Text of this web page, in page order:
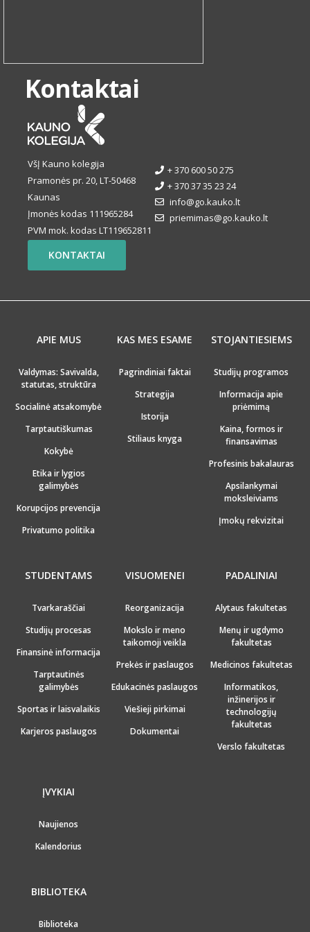
Kontaktai
VšĮ Kauno kolegija
Pramonės pr. 20, LT-50468
Kaunas
Įmonės kodas 111965284
PVM mok. kodas LT119652811
+ 370 600 50 275
+ 370 37 35 23 24
info@go.kauko.lt
priemimas@go.kauko.lt
KONTAKTAI
APIE MUS
Valdymas: Savivalda,
statutas, struktūra
Socialinė atsakomybė
Tarptautiškumas
Kokybė
Etika ir lygios
galimybės
Korupcijos prevencija
Privatumo politika
KAS MES ESAME
Pagrindiniai faktai
Strategija
Istorija
Stiliaus knyga
STOJANTIESIEMS
Studijų programos
Informacija apie
priėmimą
Kaina, formos ir
finansavimas
Profesinis bakalauras
Apsilankymai
moksleiviams
Įmokų rekvizitai
STUDENTAMS
Tvarkaraščiai
Studijų procesas
Finansinė informacija
Tarptautinės
galimybės
Sportas ir laisvalaikis
Karjeros paslaugos
VISUOMENEI
Reorganizacija
Mokslo ir meno
taikomoji veikla
Prekės ir paslaugos
Edukacinės paslaugos
Viešieji pirkimai
Dokumentai
PADALINIAI
Alytaus fakultetas
Menų ir ugdymo
fakultetas
Medicinos fakultetas
Informatikos,
inžinerijos ir
technologijų
fakultetas
Verslo fakultetas
ĮVYKIAI
Naujienos
Kalendorius
BIBLIOTEKA
Biblioteka